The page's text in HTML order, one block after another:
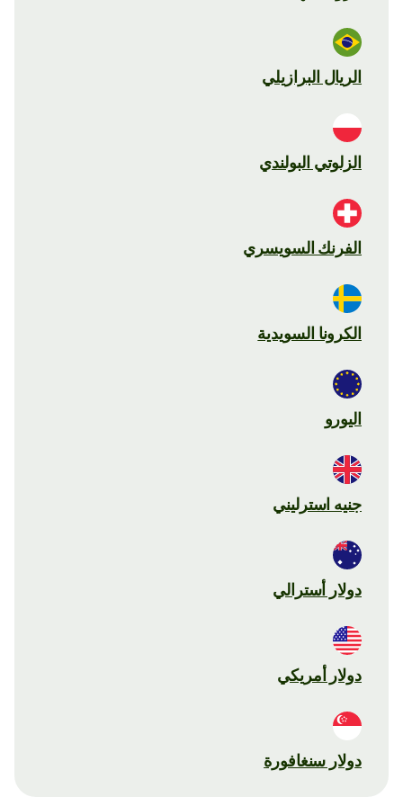
الريال البرازيلي
الزلوتي البولندي
الفرنك السويسري
الكرونا السويدية
اليورو
جنيه استرليني
دولار أسترالي
دولار أمريكي
دولار سنغافورة